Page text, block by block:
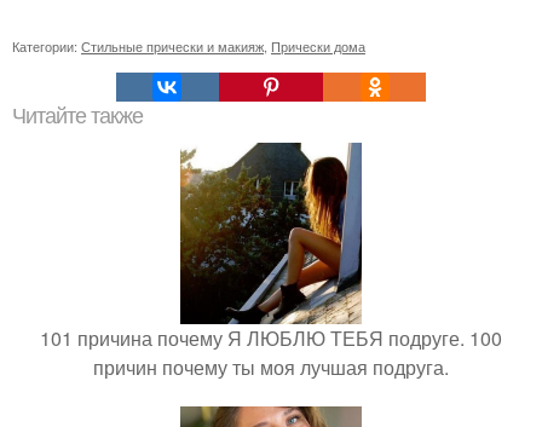
Категории: Стильные прически и макияж Прически дома
Читайте также
101 причина почему Я ЛЮБЛЮ ТЕБЯ подруге. 100
причин почему ты моя лучшая подруга.